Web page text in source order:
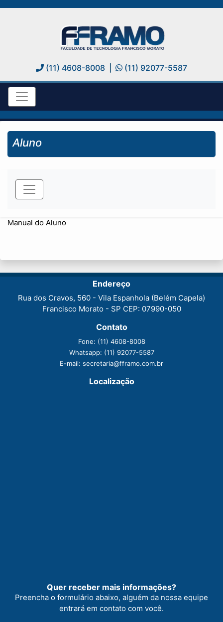
(11) 4608-8008 (11) 92077-5587
Aluno
Manual do Aluno
Endereço
Rua dos Cravos, 560 - Vila Espanhola (Belém Capela)
Francisco Morato - SP CEP: 07990-050
Contato
Fone: (11) 4608-8008
Whatsapp: (11) 92077-5587
E-mail: secretaria@fframo.com.br
Localização
Quer receber mais informações?
Preencha o formulário abaixo, alguém da nossa equipe
entrará em contato com você.